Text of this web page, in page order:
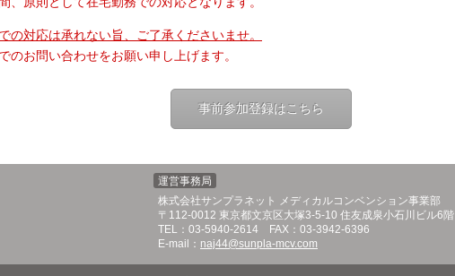
の対応は承れない旨、ご了承くださいませ。
のお問い合わせをお願い申し上げます。
事前参加登録はこちら
運営事務局
株式会社サンプラネット メディカルコンベンション事業部
〒112-0012 東京都文京区大塚3-5-10 住友成泉小石川ビル6階
TEL：03-5940-2614 FAX：03-3942-6396
E-mail： naj44@sunpla-mcv.com